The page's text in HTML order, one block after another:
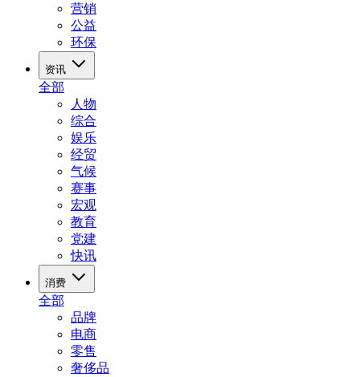
营销
公益
环保
资讯
全部
人物
综合
娱乐
经贸
气候
赛事
宏观
教育
党建
快讯
消费
全部
品牌
电商
零售
奢侈品